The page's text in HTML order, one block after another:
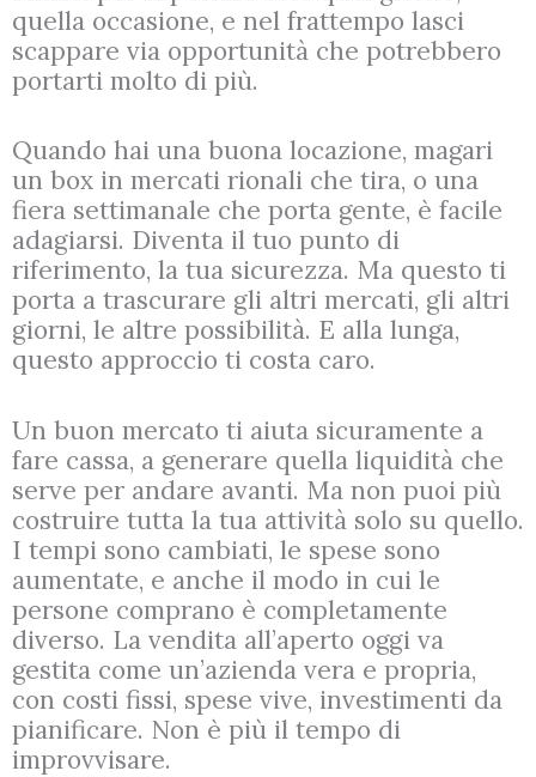
quella occasione, e nel frattempo lasci
scappare via opportunità che potrebbero
portarti molto di più.
Quando hai una buona locazione, magari
un box in mercati rionali che tira, o una
fiera settimanale che porta gente, è facile
adagiarsi. Diventa il tuo punto di
riferimento, la tua sicurezza. Ma questo ti
porta a trascurare gli altri mercati, gli altri
giorni, le altre possibilità. E alla lunga,
questo approccio ti costa caro.
Un buon mercato ti aiuta sicuramente a
fare cassa, a generare quella liquidità che
serve per andare avanti. Ma non puoi più
costruire tutta la tua attività solo su quello.
I tempi sono cambiati, le spese sono
aumentate, e anche il modo in cui le
persone comprano è completamente
diverso. La vendita all’aperto oggi va
gestita come un’azienda vera e propria,
con costi fissi, spese vive, investimenti da
pianificare. Non è più il tempo di
improvvisare.